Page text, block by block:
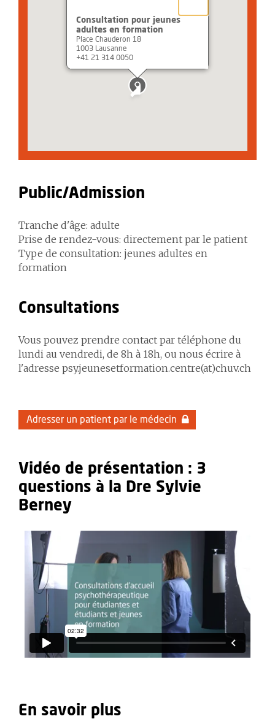
Consultation pour jeunes
adultes en formation
Place Chauderon 18
1003 Lausanne
+41 21 314 0050
Public/Admission
Tranche d'âge: adulte
Prise de rendez-vous: directement par le patient
Type de consultation: jeunes adultes en
formation
Consultations
Vous pouvez prendre contact par téléphone du
lundi au vendredi, de 8h à 18h, ou nous écrire à
l'adresse psy.jeunesetformation.centre(at)chuv.ch
Adresser un patient par le médecin
Vidéo de présentation : 3
questions à la Dre Sylvie
Berney
En savoir plus